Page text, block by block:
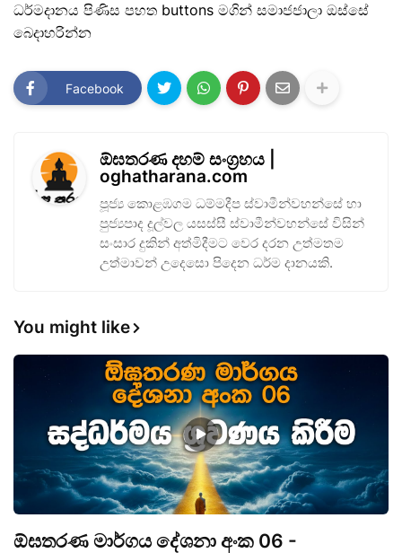
ධර්මදානය පිණිස පහත buttons මගින් සමාජජාලා ඔස්සේ
බෙදාහරින්න
Facebook
ඕඝතරණ දහම් සංග්‍රහය |
oghatharana.com
පූජ්‍ය කොළඹගම ධම්මදීප ස්වාමීන්වහන්සේ හා
පුජ්‍යපාද දූල්වල යසස්සී ස්වාමීන්වහන්සේ විසින්
සංසාර දුකින් අත්මිදීමට වෙර දරන උත්මතම
උත්මාවන් උදෙසො පිදෙන ධර්ම දානයකි.
You might like
ඕඝතරණ මාර්ගය දේශනා අංක 06 -